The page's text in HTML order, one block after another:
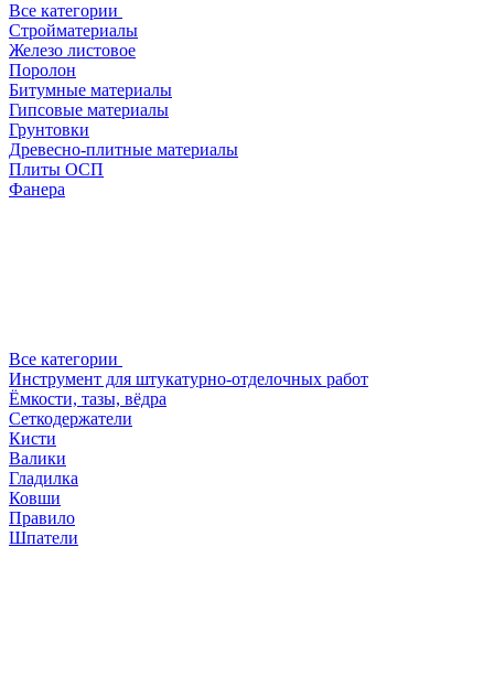
Все категории
Стройматериалы
Железо листовое
Поролон
Битумные материалы
Гипсовые материалы
Грунтовки
Древесно-плитные материалы
Плиты ОСП
Фанера
Все категории
Инструмент для штукатурно-отделочных работ
Ёмкости, тазы, вёдра
Сеткодержатели
Кисти
Валики
Гладилка
Ковши
Правило
Шпатели